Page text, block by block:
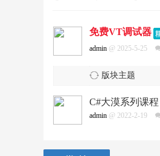
免费VT调试器
admin @ 2025-5-25
版块主题
C#大漠系列课程
admin @ 2022-2-19